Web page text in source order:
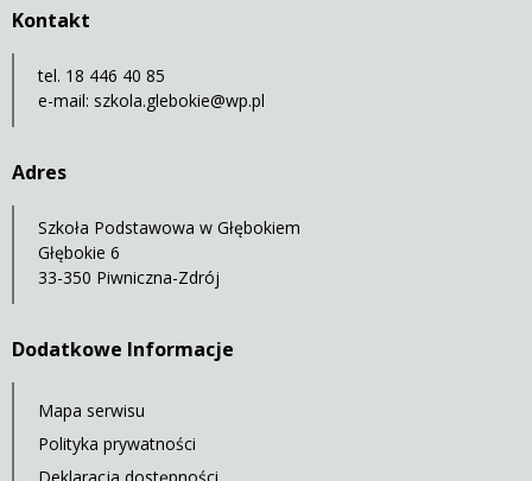
Kontakt
tel. 18 446 40 85
e-mail: szkola.glebokie@wp.pl
Adres
Szkoła Podstawowa w Głębokiem
Głębokie 6
33-350 Piwniczna-Zdrój
Dodatkowe Informacje
Mapa serwisu
Polityka prywatności